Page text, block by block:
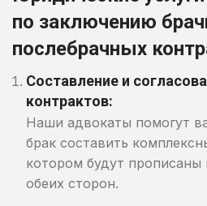
по заключению
послебрачных
Составление и
контрактов:
Наши адвокаты помогут
брак составить
котором будут прописаны
обеих сторон.